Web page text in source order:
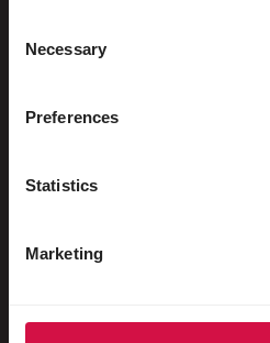
Selection
Necessary
Preferences
Statistics
Marketing
Porumbei
Dihori
Reptile